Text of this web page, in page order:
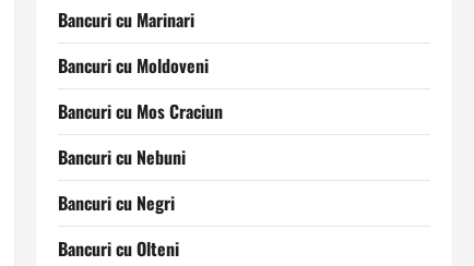
Bancuri cu Marinari
Bancuri cu Moldoveni
Bancuri cu Mos Craciun
Bancuri cu Nebuni
Bancuri cu Negri
Bancuri cu Olteni